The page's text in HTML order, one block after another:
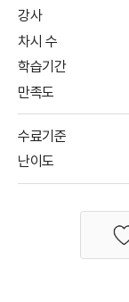
강사
차시 수
학습기간
만족도
수료기준
난이도